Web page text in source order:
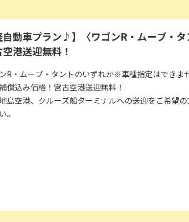
自動車プラン♪】〈ワゴンR・ムーブ・
港送迎無料！
R・ムーブ・タントのいずれか※車種指定はできま
償込み価格！宮古空港送迎無料！
島空港、クルーズ船ターミナルへの送迎をご希望
。